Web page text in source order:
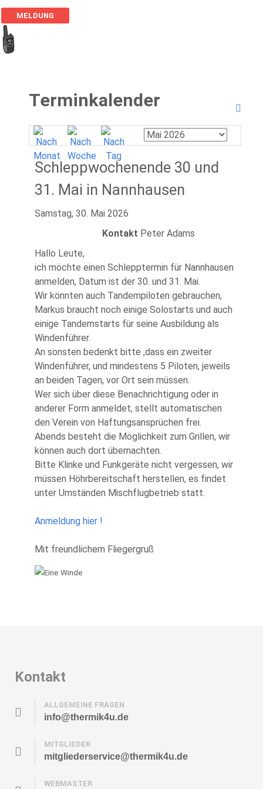
MELDUNG
Terminkalender
Schleppwochenende 30 und
31. Mai in Nannhausen
Samstag, 30. Mai 2026
Kontakt Peter Adams
Hallo Leute,
ich möchte einen Schlepptermin für Nannhausen
anmelden, Datum ist der 30. und 31. Mai.
Wir könnten auch Tandempiloten gebrauchen,
Markus braucht noch einige Solostarts und auch
einige Tandemstarts für seine Ausbildung als
Windenführer.
An sonsten bedenkt bitte ,dass ein zweiter
Windenführer, und mindestens 5 Piloten, jeweils
an beiden Tagen, vor Ort sein müssen.
Wer sich über diese Benachrichtigung oder in
anderer Form anmeldet, stellt automatischen
den Verein von Haftungsansprüchen frei.
Abends besteht die Möglichkeit zum Grillen, wir
können auch dort übernachten.
Bitte Klinke und Funkgeräte nicht vergessen, wir
müssen Höhrbereitschaft herstellen, es findet
unter Umständen Mischflugbetrieb statt.
Anmeldung hier !
Mit freundlichem Fliegergruß
Kontakt
ALLGEMEINE FRAGEN
info@thermik4u.de
MITGLIEDER
mitgliederservice@thermik4u.de
WEBMASTER